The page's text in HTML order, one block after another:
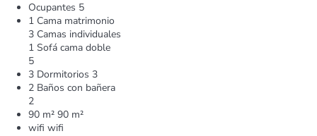
Ocupantes 5
1 Cama matrimonio
3 Camas individuales
1 Sofá cama doble
5
3 Dormitorios 3
2 Baños con bañera
2
90 m² 90 m²
wifi wifi